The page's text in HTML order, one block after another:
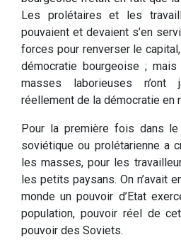
Les prolétaires et les
pouvaient et devaient s’en
forces pour renverser le
démocratie bourgeoise ;
masses laborieuses n’ont
réellement de la démocratie en
Pour la première fois dans le
soviétique ou prolétarienne a
les masses, pour les
les petits paysans. On n’avait
monde un pouvoir d’Etat
population, pouvoir réel de
pouvoir des Soviets.